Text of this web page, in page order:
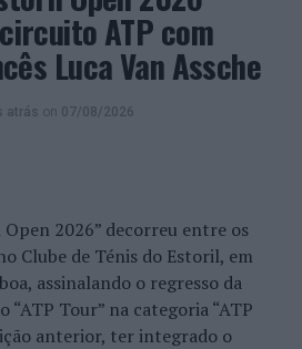
desse tempo, foi um período
pois conseguiu encontrar
artes, uma paixão que a
certo para crescer.
temáticas realizadas
Medieval.
a possibilidade de fazer a
e mostrar os resultados do
ATP com
Luca Van Assche
atrás on 07/08/2026
2026” decorreu entre os
Clube de Ténis do Estoril, em
assinalando o regresso da
Tour” na categoria “ATP
anterior, ter integrado o